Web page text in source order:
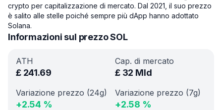
crypto per capitalizzazione di mercato. Dal 2021, il suo prezzo
è salito alle stelle poiché sempre più dApp hanno adottato
Solana.
Informazioni sul prezzo SOL
ATH
£ 241.69
Cap. di mercato
£ 32 Mld
Variazione prezzo (24g)
+2.54 %
Variazione prezzo (7g)
+2.58 %